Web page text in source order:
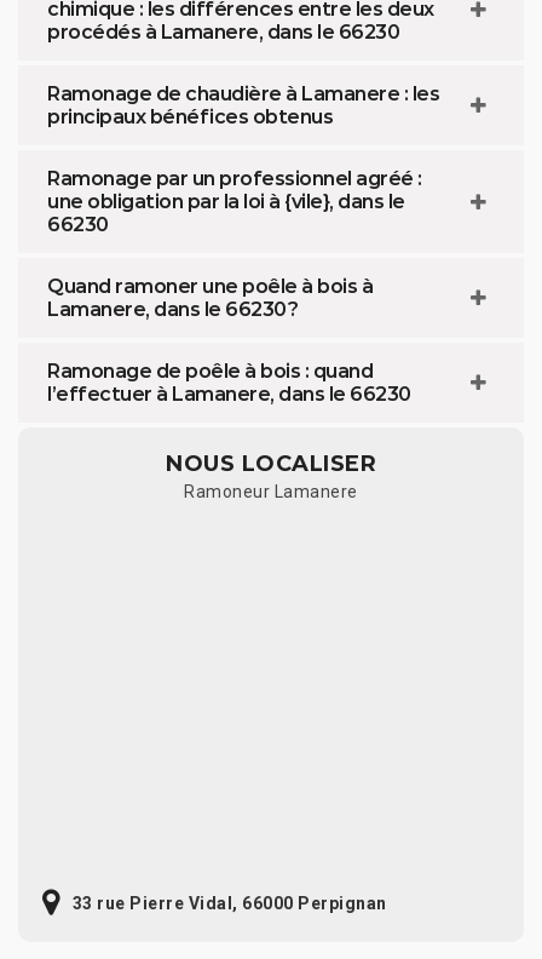
chimique : les différences entre les deux
procédés à Lamanere, dans le 66230
Ramonage de chaudière à Lamanere : les
principaux bénéfices obtenus
Ramonage par un professionnel agréé :
une obligation par la loi à {vile}, dans le
66230
Quand ramoner une poêle à bois à
Lamanere, dans le 66230 ?
Ramonage de poêle à bois : quand
l’effectuer à Lamanere, dans le 66230
NOUS LOCALISER
Ramoneur Lamanere
33 rue Pierre Vidal, 66000 Perpignan